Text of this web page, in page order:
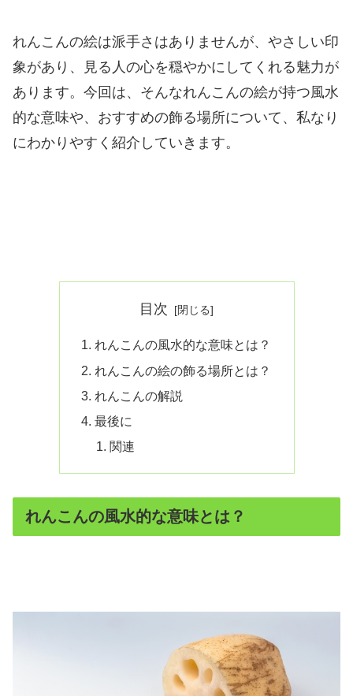
れんこんの絵は派手さはありませんが、やさしい印
象があり、見る人の心を穏やかにしてくれる魅力が
あります。今回は、そんなれんこんの絵が持つ風水
的な意味や、おすすめの飾る場所について、私なり
にわかりやすく紹介していきます。
目次
れんこんの風水的な意味とは？
れんこんの絵の飾る場所とは？
れんこんの解説
最後に
関連
れんこんの風水的な意味とは？